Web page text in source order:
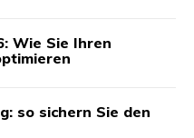
Wie Sie Ihren
so sichern Sie den